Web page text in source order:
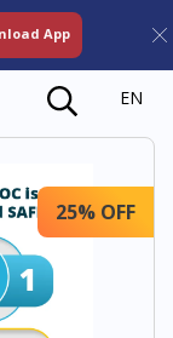
App
EN
25% OFF